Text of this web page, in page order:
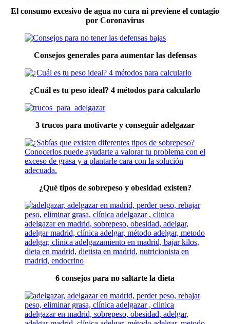
El consumo excesivo de agua no cura ni previene el contagio
por Coronavirus
Consejos generales para aumentar las defensas
¿Cuál es tu peso ideal? 4 métodos para calcularlo
3 trucos para motivarte y conseguir adelgazar
¿Qué tipos de sobrepeso y obesidad existen?
6 consejos para no saltarte la dieta